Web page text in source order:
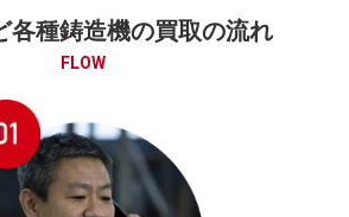
各種鋳造機の買取の流れ
FLOW